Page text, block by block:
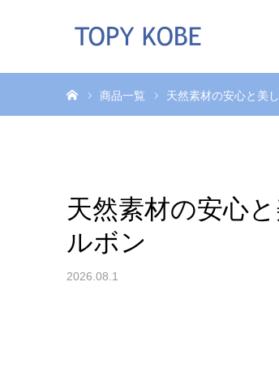
商品一覧 天然素材の安心と美
天然素材の安心
ルボン
2026.08.1